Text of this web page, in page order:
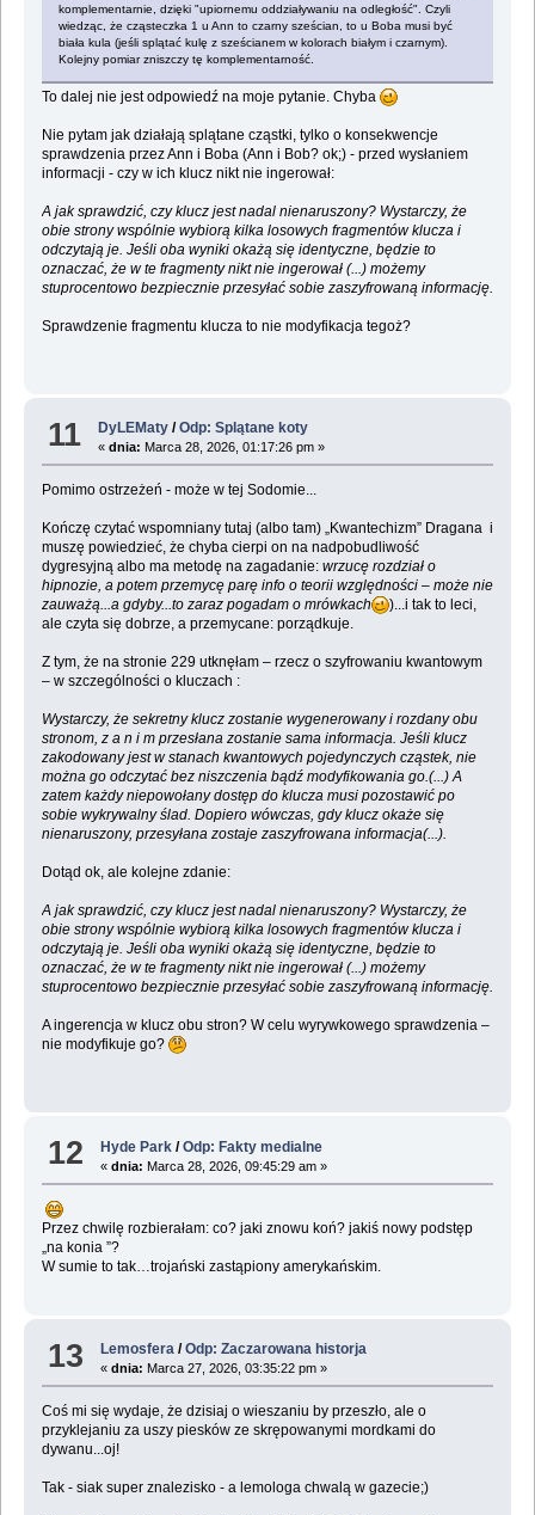
komplementarnie, dzięki "upiornemu oddziaływaniu na odległość". Czyli
wiedząc, że cząsteczka 1 u Ann to czarny sześcian, to u Boba musi być
biała kula (jeśli splątać kulę z sześcianem w kolorach białym i czarnym).
Kolejny pomiar zniszczy tę komplementarność.
To dalej nie jest odpowiedź na moje pytanie. Chyba
Nie pytam jak działają splątane cząstki, tylko o konsekwencje
sprawdzenia przez Ann i Boba (Ann i Bob? ok;) - przed wysłaniem
informacji - czy w ich klucz nikt nie ingerował:
A jak sprawdzić, czy klucz jest nadal nienaruszony? Wystarczy, że
obie strony wspólnie wybiorą kilka losowych fragmentów klucza i
odczytają je. Jeśli oba wyniki okażą się identyczne, będzie to
oznaczać, że w te fragmenty nikt nie ingerował (...) możemy
stuprocentowo bezpiecznie przesyłać sobie zaszyfrowaną informację.
Sprawdzenie fragmentu klucza to nie modyfikacja tegoż?
11 DyLEMaty /Odp: Splątane koty
«dnia: Marca 28, 2026, 01:17:26 pm »
Pomimo ostrzeżeń - może w tej Sodomie...
Kończę czytać wspomniany tutaj (albo tam) „Kwantechizm” Dragana i
muszę powiedzieć, że chyba cierpi on na nadpobudliwość
dygresyjną albo ma metodę na zagadanie: wrzucę rozdział o
hipnozie, a potem przemycę parę info o teorii względności – może nie
zauważą...a gdyby...to zaraz pogadam o mrówkach
)...i tak to leci,
ale czyta się dobrze, a przemycane: porządkuje.
Z tym, że na stronie 229 utknęłam – rzecz o szyfrowaniu kwantowym
– w szczególności o kluczach :
Wystarczy, że sekretny klucz zostanie wygenerowany i rozdany obu
stronom, z a n i m przesłana zostanie sama informacja. Jeśli klucz
zakodowany jest w stanach kwantowych pojedynczych cząstek, nie
można go odczytać bez niszczenia bądź modyfikowania go.(...) A
zatem każdy niepowołany dostęp do klucza musi pozostawić po
sobie wykrywalny ślad. Dopiero wówczas, gdy klucz okaże się
nienaruszony, przesyłana zostaje zaszyfrowana informacja(...).
Dotąd ok, ale kolejne zdanie:
A jak sprawdzić, czy klucz jest nadal nienaruszony? Wystarczy, że
obie strony wspólnie wybiorą kilka losowych fragmentów klucza i
odczytają je. Jeśli oba wyniki okażą się identyczne, będzie to
oznaczać, że w te fragmenty nikt nie ingerował (...) możemy
stuprocentowo bezpiecznie przesyłać sobie zaszyfrowaną informację.
A ingerencja w klucz obu stron? W celu wyrywkowego sprawdzenia –
nie modyfikuje go?
12 Hyde Park /Odp: Fakty medialne
«dnia: Marca 28, 2026, 09:45:29 am »
Przez chwilę rozbierałam: co? jaki znowu koń? jakiś nowy podstęp
„na konia ”?
W sumie to tak…trojański zastąpiony amerykańskim.
13 Lemosfera /Odp: Zaczarowana historja
«dnia: Marca 27, 2026, 03:35:22 pm »
Coś mi się wydaje, że dzisiaj o wieszaniu by przeszło, ale o
przyklejaniu za uszy piesków ze skrępowanymi mordkami do
dywanu...oj!
Tak - siak super znalezisko - a lemologa chwalą w gazecie;)